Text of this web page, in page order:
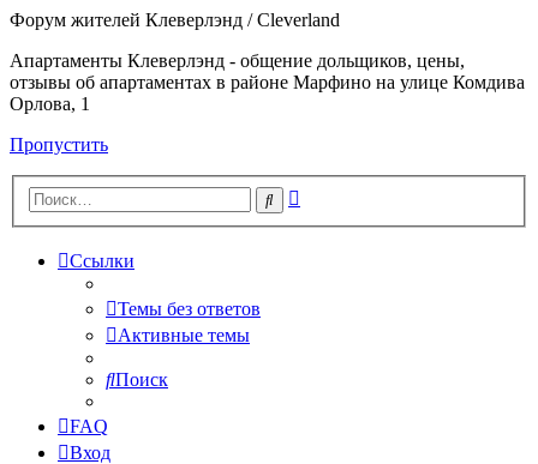
Форум жителей Клеверлэнд / Cleverland
Апартаменты Клеверлэнд - общение дольщиков, цены,
отзывы об апартаментах в районе Марфино на улице Комдива
Орлова, 1
Пропустить
Поиск
Ссылки
Темы без ответов
Активные темы
Поиск
FAQ
Вход